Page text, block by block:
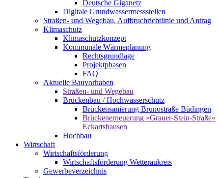
Deutsche Giganetz
Digitale Grundwassermessstellen
Straßen- und Wegebau, Aufbruchrichtlinie und Antrag
Klimaschutz
Klimaschutzkonzept
Kommunale Wärmeplanung
Rechtsgrundlage
Projektphasen
FAQ
Aktuelle Bauvorhaben
Straßen- und Wegebau
Brückenbau / Hochwasserschutz
Brückensanierung Brunostraße Büdingen
Brückenerneuerung »Grauer-Stein-Straße«
Eckartshausen
Hochbau
Wirtschaft
Wirtschaftsförderung
Wirtschaftsförderung Wetteraukreis
Gewerbeverzeichnis